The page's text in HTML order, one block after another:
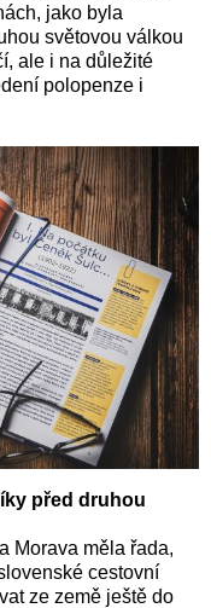
jako byla
světovou válkou
ale i na důležité
polopenze i
před druhou
Morava měla řada,
cestovní
ze země ještě do